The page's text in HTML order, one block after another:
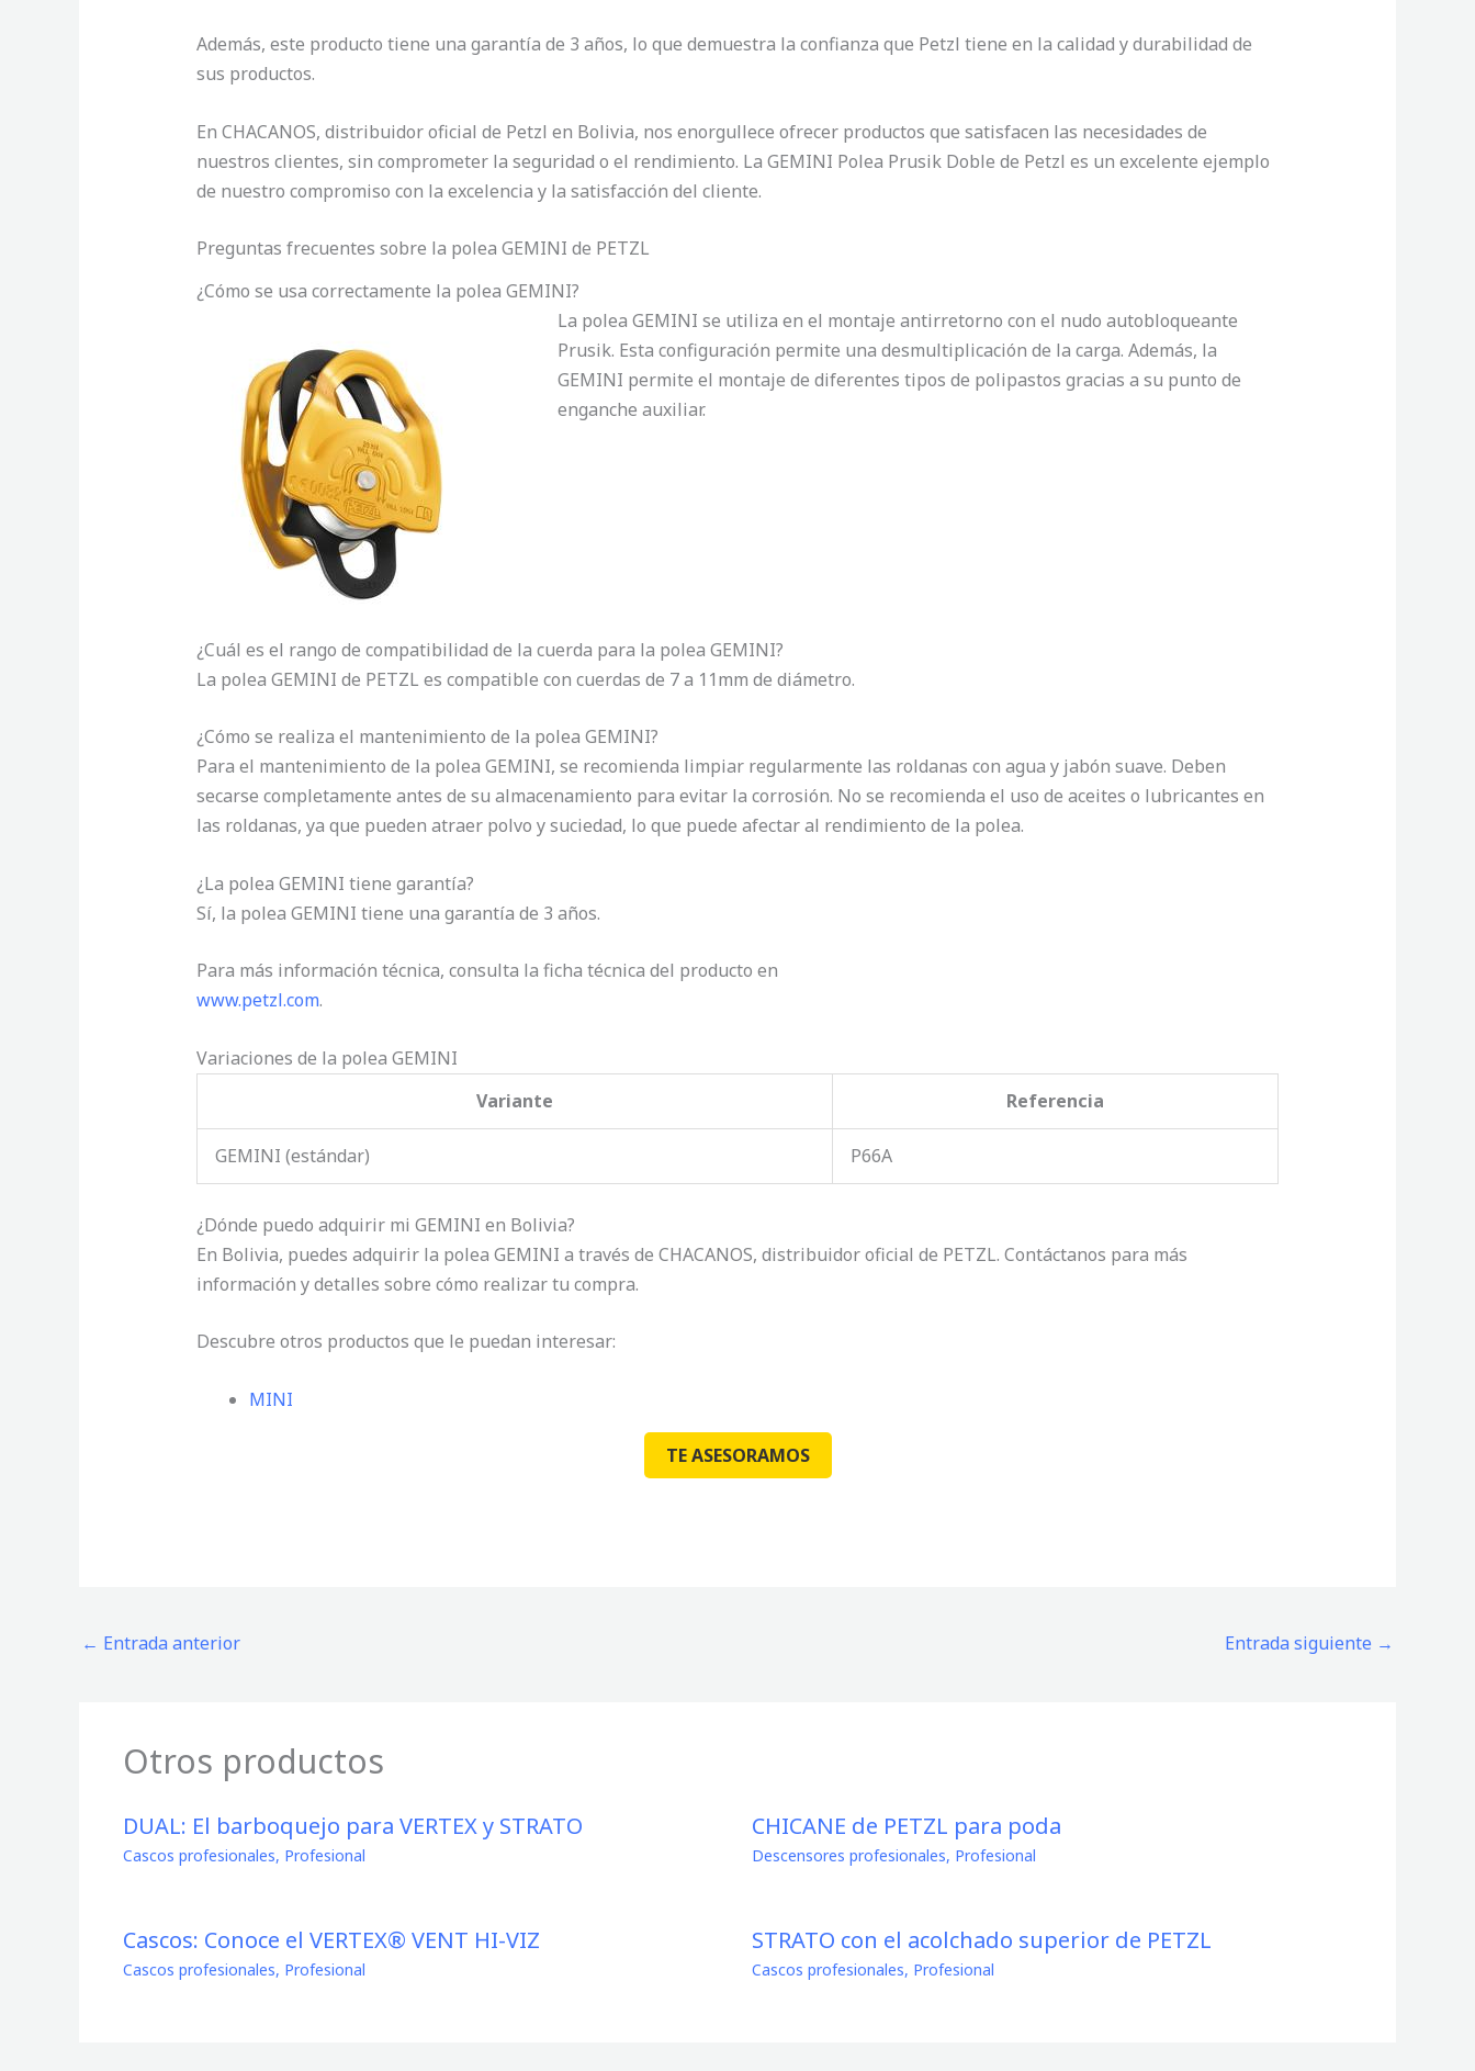
Además, este producto tiene una garantía de 3 años, lo que demuestra la confianza que Petzl tiene en la calidad y durabilidad de
sus productos.
En CHACANOS, distribuidor oficial de Petzl en Bolivia, nos enorgullece ofrecer productos que satisfacen las necesidades de
nuestros clientes, sin comprometer la seguridad o el rendimiento. La GEMINI Polea Prusik Doble de Petzl es un excelente ejemplo
de nuestro compromiso con la excelencia y la satisfacción del cliente.
Preguntas frecuentes sobre la polea GEMINI de PETZL
¿Cómo se usa correctamente la polea GEMINI?
La polea GEMINI se utiliza en el montaje antirretorno con el nudo autobloqueante
Prusik. Esta configuración permite una desmultiplicación de la carga. Además, la
GEMINI permite el montaje de diferentes tipos de polipastos gracias a su punto de
enganche auxiliar.
¿Cuál es el rango de compatibilidad de la cuerda para la polea GEMINI?
La polea GEMINI de PETZL es compatible con cuerdas de 7 a 11mm de diámetro.
¿Cómo se realiza el mantenimiento de la polea GEMINI?
Para el mantenimiento de la polea GEMINI, se recomienda limpiar regularmente las roldanas con agua y jabón suave. Deben
secarse completamente antes de su almacenamiento para evitar la corrosión. No se recomienda el uso de aceites o lubricantes en
las roldanas, ya que pueden atraer polvo y suciedad, lo que puede afectar al rendimiento de la polea.
¿La polea GEMINI tiene garantía?
Sí, la polea GEMINI tiene una garantía de 3 años.
Para más información técnica, consulta la ficha técnica del producto en
www.petzl.com.
Variaciones de la polea GEMINI
Variante
Referencia
GEMINI (estándar) P66A
¿Dónde puedo adquirir mi GEMINI en Bolivia?
En Bolivia, puedes adquirir la polea GEMINI a través de CHACANOS, distribuidor oficial de PETZL. Contáctanos para más
información y detalles sobre cómo realizar tu compra.
Descubre otros productos que le puedan interesar:
MINI
TE ASESORAMOS
← Entrada anterior Entrada siguiente →
Otros productos
DUAL: El barboquejo para VERTEX y STRATO
Cascos profesionales, Profesional
CHICANE de PETZL para poda
Descensores profesionales, Profesional
Cascos: Conoce el VERTEX® VENT HI-VIZ
Cascos profesionales, Profesional
STRATO con el acolchado superior de PETZL
Cascos profesionales, Profesional